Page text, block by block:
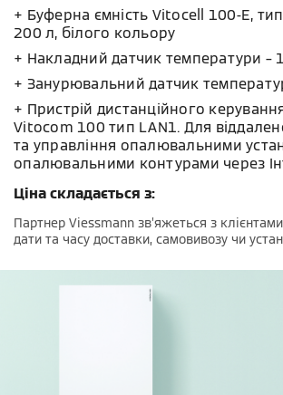
+ Буферна ємність Vitocell 100-E,
200 л, білого кольору
+ Накладний датчик температури –
+ Занурювальний датчик
+ Пристрій дистанційного
Vitocom 100 тип LAN1. Для
та управління опалювальними
опалювальними контурами через
Ціна складається з:
Партнер Viessmann зв’яжеться з
дати та часу доставки, самовивозу чи